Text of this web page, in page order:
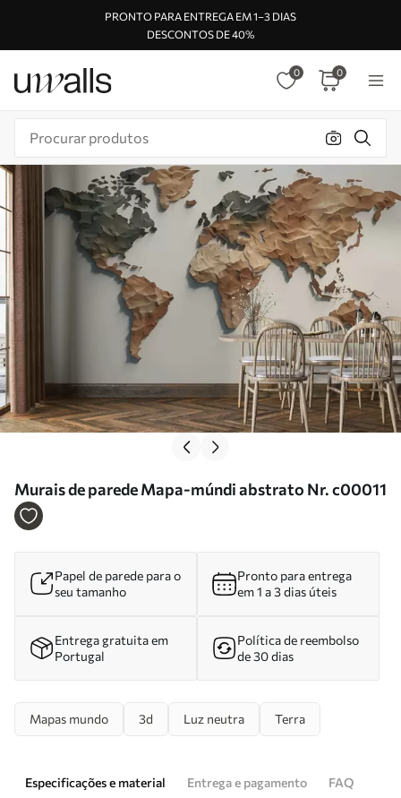
PRONTO PARA ENTREGA EM 1–3 DIAS
DESCONTOS DE 40%
0 0
Murais de parede Mapa-múndi abstrato Nr. c00011
Papel de parede para o
seu tamanho
Pronto para entrega
em 1 a 3 dias úteis
Entrega gratuita em
Portugal
Política de reembolso
de 30 dias
Mapas mundo 3d Luz neutra Terra
Especificações e material Entrega e pagamento FAQ